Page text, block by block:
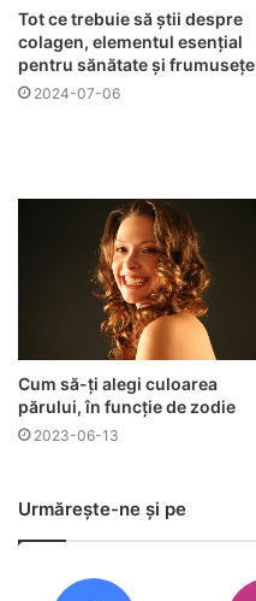
Tot ce trebuie să știi despre
colagen, elementul esențial
pentru sănătate și frumusețe
2024-07-06
Cum să-ți alegi culoarea
părului, în funcție de zodie
2023-06-13
Urmărește-ne și pe